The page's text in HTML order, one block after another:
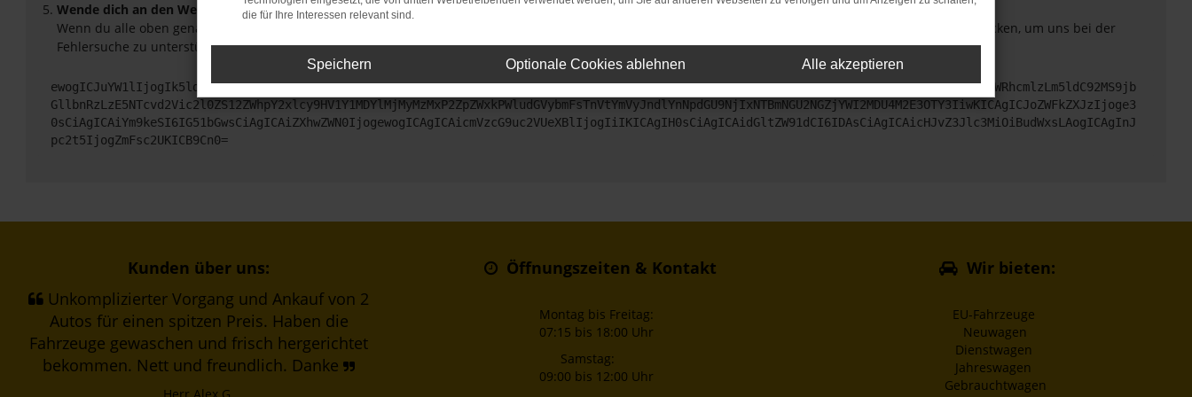
Wende dich an den Webseitenbetreiber.
Wenn du alle oben genannten Schritte versucht hast, kontaktiere uns bitte. Wir werden versuchen, das Problem zu beheben. Du kannst uns diesen Text schicken, um uns bei der
Fehlersuche zu unterstützen:
ewogICJuYW1lIjogIk5ldHdvcmtFcnJvciIsCiAgImNvbmZpZyI6IHsKICAgICJtZXRob2QiOiAiR0VUIiwKICAgICJ1cmwiOiAiaHR0cHM6Ly9hcGkueC5ha3MtcHJvZC5hdWRhcmlzLm5ldC92MS9jb
GllbnRzLzE5NTcvd2Vic2l0ZS12ZWhpY2xlcy9HV1Y1MDYlMjMyMzMxP2ZpZWxkPWludGVybmFsTnVtYmVyJndlYnNpdGU9NjIxNTBmNGU2NGZjYWI2MDU4M2E3OTY3IiwKICAgICJoZWFkZXJzIjoge3
0sCiAgICAiYm9keSI6IG51bGwsCiAgICAiZXhwZWN0IjogewogICAgICAicmVzcG9uc2VUeXBlIjogIiIKICAgIH0sCiAgICAidGltZW91dCI6IDAsCiAgICAicHJvZ3Jlc3MiOiBudWxsLAogICAgInJ
pc2t5IjogZmFsc2UKICB9Cn0=
Kunden über uns:
Unkomplizierter Vorgang und Ankauf von 2
Autos für einen spitzen Preis. Haben die
Fahrzeuge gewaschen und frisch hergerichtet
bekommen. Nett und freundlich. Danke
Öffnungszeiten & Kontakt
Montag bis Freitag:
07:15 bis 18:00 Uhr
Samstag:
09:00 bis 12:00 Uhr
Wir bieten:
EU-Fahrzeuge
Neuwagen
Dienstwagen
Jahreswagen
Gebrauchtwagen
die für Ihre Interessen relevant sind.
Speichern Optionale Cookies ablehnen Alle akzeptieren